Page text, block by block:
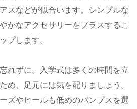
スなどが似合います。シンプルな
かなアクセサリーをプラスするこ
プします。
れずに。入学式は多くの時間を立
め、足元には気を配りましょう。
ズやヒールも低めのパンプスを選